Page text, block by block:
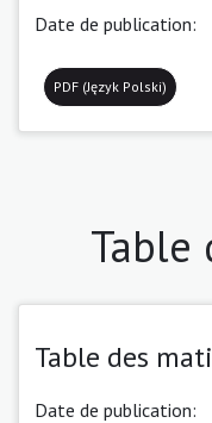
Date de publication:
PDF (Język Polski)
Table
Table des
Date de publication: